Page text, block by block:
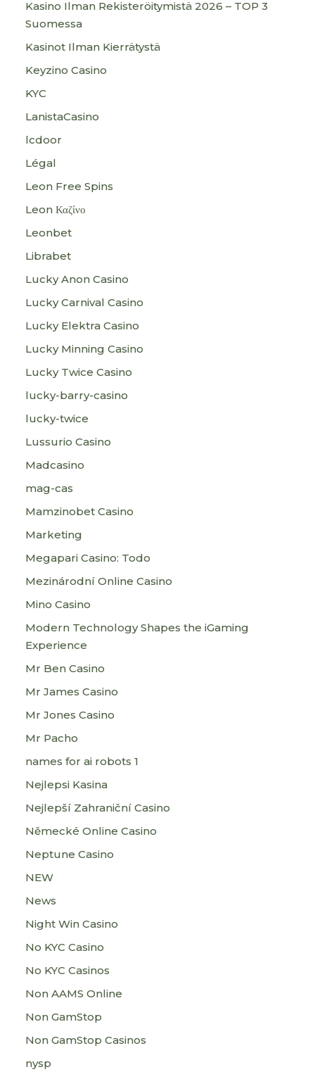
Kasino Ilman Rekisteröitymistä 2026 – TOP 3
Suomessa
Kasinot Ilman Kierrätystä
Keyzino Casino
KYC
LanistaCasino
lcdoor
Légal
Leon Free Spins
Leon Καζίνο
Leonbet
Librabet
Lucky Anon Casino
Lucky Carnival Casino
Lucky Elektra Casino
Lucky Minning Casino
Lucky Twice Casino
lucky-barry-casino
lucky-twice
Lussurio Casino
Madcasino
mag-cas
Mamzinobet Casino
Marketing
Megapari Casino: Todo
Mezinárodní Online Casino
Mino Casino
Modern Technology Shapes the iGaming
Experience
Mr Ben Casino
Mr James Casino
Mr Jones Casino
Mr Pacho
names for ai robots 1
Nejlepsi Kasina
Nejlepší Zahraniční Casino
Německé Online Casino
Neptune Casino
NEW
News
Night Win Casino
No KYC Casino
No KYC Casinos
Non AAMS Online
Non GamStop
Non GamStop Casinos
nysp